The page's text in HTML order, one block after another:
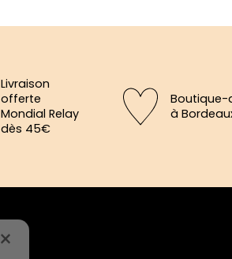
Livraison
offerte
Mondial Relay
dès 45€
Boutique-
à
×